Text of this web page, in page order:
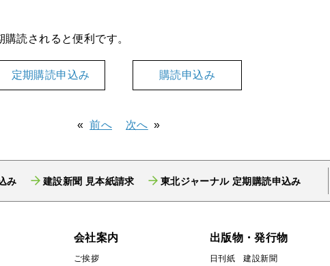
読されると便利です。
定期購読申込み 購読申込み
前へ 次へ
み 建設新聞 見本紙請求 東北ジャーナル 定期購読申込み
会社案内
ご挨拶
出版物・発行物
日刊紙 建設新聞